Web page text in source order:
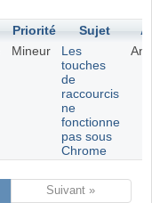
Priorité Sujet
Mineur
Les
touches
de
raccourcis
ne
fonctionne
pas sous
Chrome
Suivant »